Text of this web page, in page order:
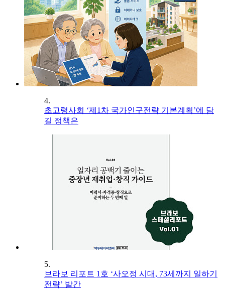
4.
초고령사회 ‘제1차 국가인구전략 기본계획’에 담
길 정책은
5.
브라보 리포트 1호 ‘사오정 시대, 73세까지 일하기
전략’ 발간